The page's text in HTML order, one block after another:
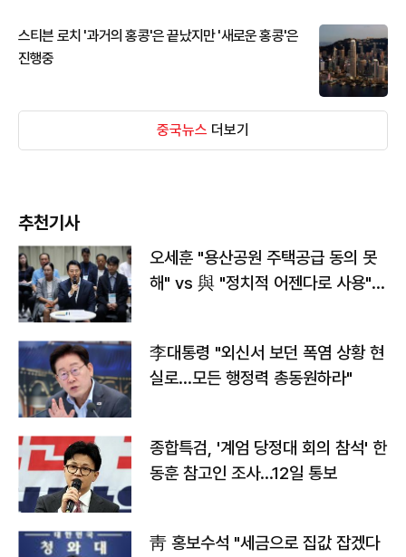
스티븐 로치 '과거의 홍콩'은 끝났지만 '새로운 홍콩'은
진행중
중국뉴스 더보기
추천기사
오세훈 "용산공원 주택공급 동의 못
해" vs 與 "정치적 어젠다로 사용"
李대통령 "외신서 보던 폭염 상황 현
실로…모든 행정력 총동원하라"
종합특검, '계엄 당정대 회의 참석' 한
동훈 참고인 조사...12일 통보
靑 홍보수석 "세금으로 집값 잡겠다